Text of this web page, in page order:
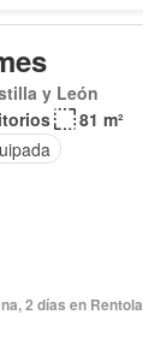
y León
81 m²
2 días en Rentola